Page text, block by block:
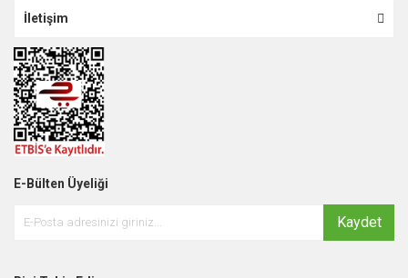
İletişim
E-Bülten Üyeliği
Kaydet